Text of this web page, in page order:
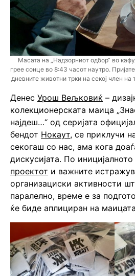
Масата на „Надзорниот одбор“ во
грее сонце во 8:43 часот наутро.
дневните животни трки на секој член на
Денес Урош Вељковиќ –
колекционерската маица
најдеш…“ од серијата
бендот Нокаут, се приклучи
секогаш со нас, ама кога
дискусијата. По иницијалното
проектот и важните
организациски активности
паралелно, време е за
ќе биде аплициран на